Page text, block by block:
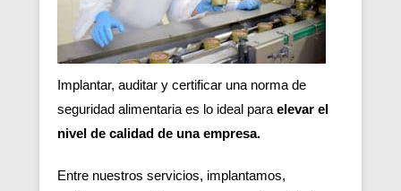
Implantar, auditar y certificar una norma de
seguridad alimentaria es lo ideal para elevar el
nivel de calidad de una empresa.
Entre nuestros servicios, implantamos,